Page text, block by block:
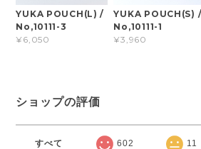
YUKA POUCH(L) /
No,10111-3
¥6,050
YUKA POUCH(S) /
No,10111-1
¥3,960
ショップの評価
すべて 602 11